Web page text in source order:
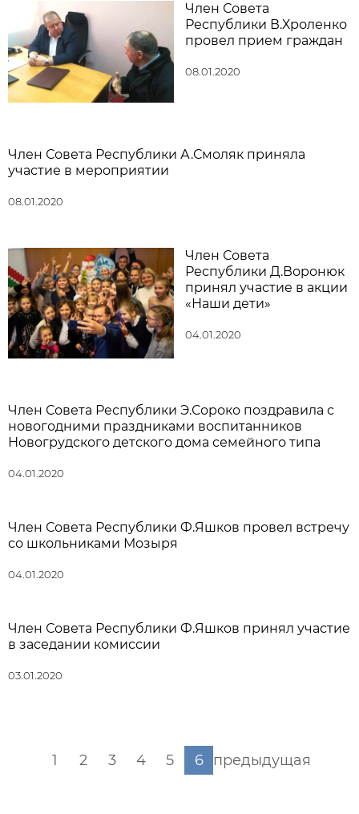
Член Совета
Республики В.Хроленко
провел прием граждан
08.01.2020
Член Совета Республики А.Смоляк приняла
участие в мероприятии
08.01.2020
Член Совета
Республики Д.Воронюк
принял участие в акции
«Наши дети»
04.01.2020
Член Совета Республики Э.Сороко поздравила с
новогодними праздниками воспитанников
Новогрудского детского дома семейного типа
04.01.2020
Член Совета Республики Ф.Яшков провел встречу
со школьниками Мозыря
04.01.2020
Член Совета Республики Ф.Яшков принял участие
в заседании комиссии
03.01.2020
предыдущая
1 2 3 4 5 6